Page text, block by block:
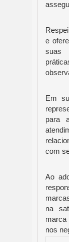
e
suas
Em
para
com
Ao
na
nos